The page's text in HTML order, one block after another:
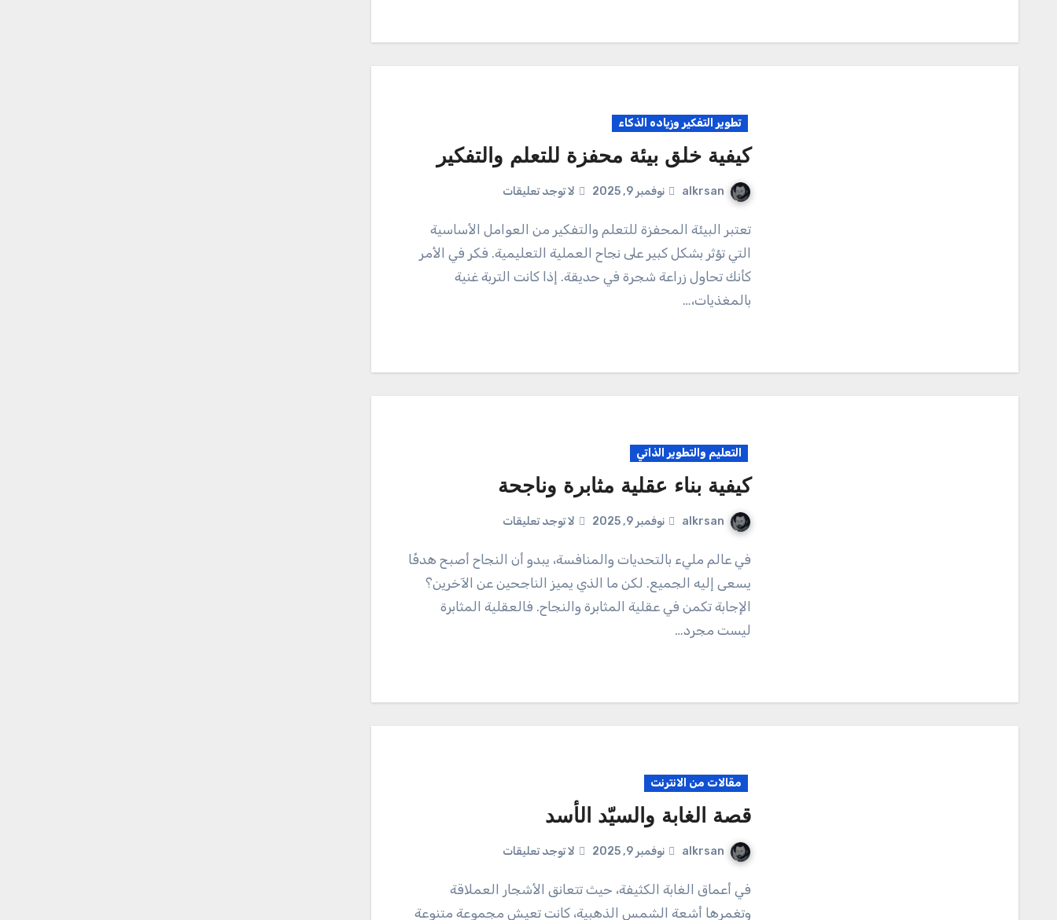
تطوير التفكير وزياده الذكاء
كيفية خلق بيئة محفزة للتعلم والتفكير
alkrsan نوفمبر 9, 2025 لا توجد تعليقات
تعتبر البيئة المحفزة للتعلم والتفكير من العوامل الأساسية
التي تؤثر بشكل كبير على نجاح العملية التعليمية. فكر في الأمر
كأنك تحاول زراعة شجرة في حديقة. إذا كانت التربة غنية
بالمغذيات،…
التعليم والتطوير الذاتي
كيفية بناء عقلية مثابرة وناجحة
alkrsan نوفمبر 9, 2025 لا توجد تعليقات
في عالم مليء بالتحديات والمنافسة، يبدو أن النجاح أصبح هدفًا
يسعى إليه الجميع. لكن ما الذي يميز الناجحين عن الآخرين؟
الإجابة تكمن في عقلية المثابرة والنجاح. فالعقلية المثابرة
ليست مجرد…
مقالات من الانترنت
قصة الغابة والسيّد الأسد
alkrsan نوفمبر 9, 2025 لا توجد تعليقات
في أعماق الغابة الكثيفة، حيث تتعانق الأشجار العملاقة
وتغمرها أشعة الشمس الذهبية، كانت تعيش مجموعة متنوعة